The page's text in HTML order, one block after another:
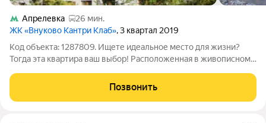
Апрелевка
26 мин.
ЖК «Внуково Кантри Клаб», 3 квартал 2019
Код объекта: 1287809. Ищете идеальное место для жизни?
Тогда эта квартира ваш выбор! Расположенная в живописном
атмосферу, с высоким комфортом, и активной насыщенной
жизнью, бизнесом - Вы на
Позвонить